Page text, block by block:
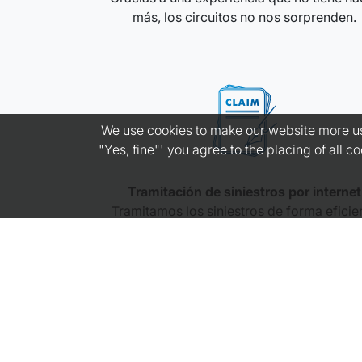
más, los circuitos no nos sorprenden.
Tramitación de siniestros por internet
Tramitamos los siniestros de forma
We use cookies to make our website more
"Yes, fine"' you agree to the placing of all